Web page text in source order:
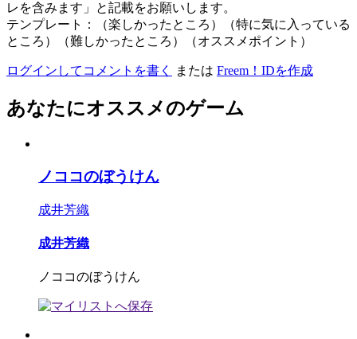
レを含みます」と記載をお願いします。
テンプレート：（楽しかったところ）（特に気に入っている
ところ）（難しかったところ）（オススメポイント）
ログインしてコメントを書く または Freem！IDを作成
あなたにオススメのゲーム
ノココのぼうけん
成井芳織
成井芳織
ノココのぼうけん